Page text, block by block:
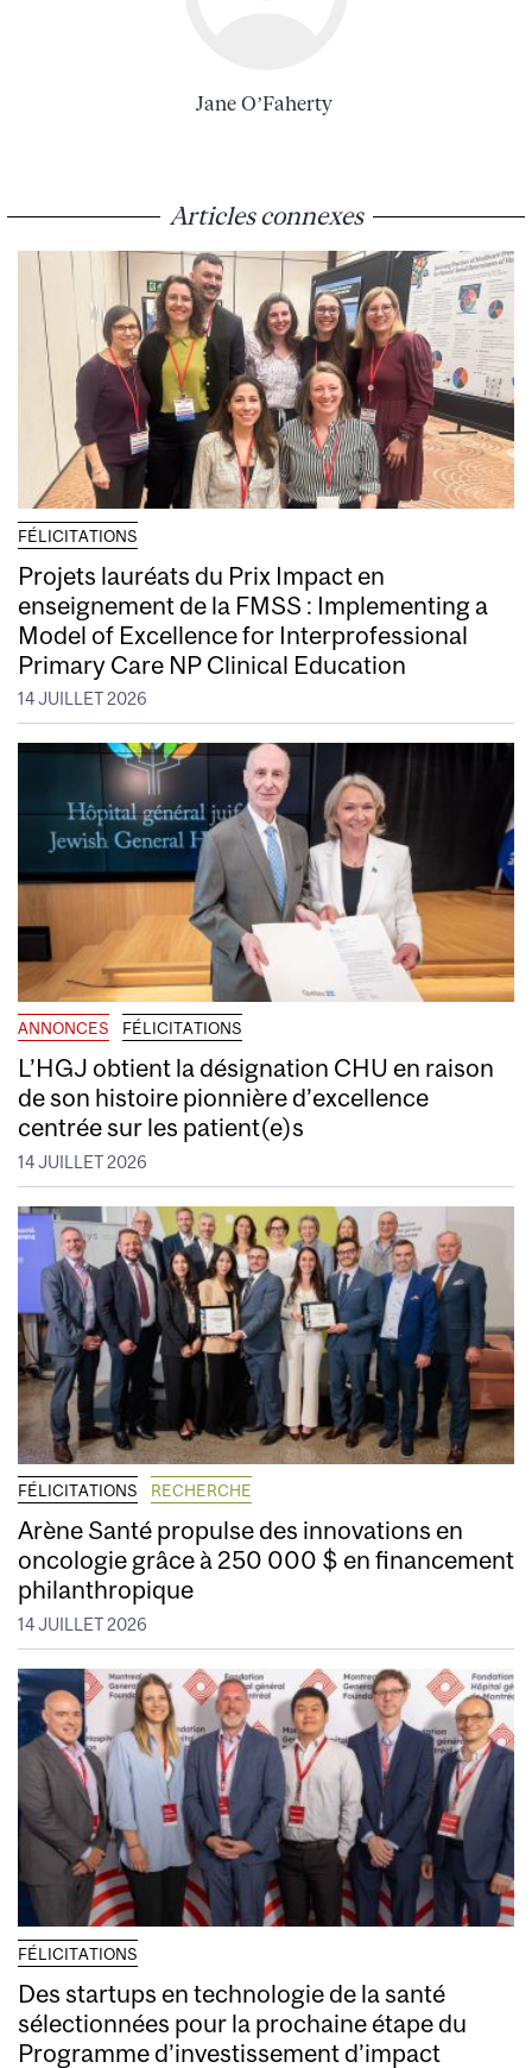
Jane O’Faherty
Articles connexes
FÉLICITATIONS
Projets lauréats du Prix Impact en
enseignement de la FMSS : Implementing a
Model of Excellence for Interprofessional
Primary Care NP Clinical Education
14 JUILLET 2026
ANNONCES FÉLICITATIONS
L’HGJ obtient la désignation CHU en raison
de son histoire pionnière d’excellence
centrée sur les patient(e)s
14 JUILLET 2026
FÉLICITATIONS RECHERCHE
Arène Santé propulse des innovations en
oncologie grâce à 250 000 $ en financement
philanthropique
14 JUILLET 2026
FÉLICITATIONS
Des startups en technologie de la santé
sélectionnées pour la prochaine étape du
Programme d’investissement d’impact